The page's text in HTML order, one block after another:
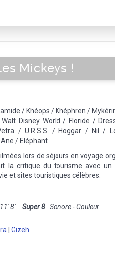
Mickeys !
/ Khéops / Khéphren /
Disney World / Floride /
/ U.R.S.S. / Hoggar / Nil /
/ Eléphant
lors de séjours en voyage
la critique du tourisme avec un
et sites touristiques célèbres.
11' 8'' Super 8 Sonore - Couleur
Gizeh